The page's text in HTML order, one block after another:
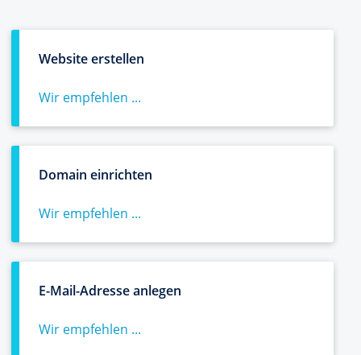
Website erstellen
Wir empfehlen ...
Domain einrichten
Wir empfehlen ...
E-Mail-Adresse anlegen
Wir empfehlen ...